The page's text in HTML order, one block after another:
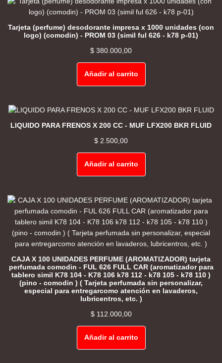
Tarjeta (perfume) desodorante impresa x 1000 unidades (con
logo) (comodin) - PROM 03 (simil ful 626 - k78 p-01)
$ 380.000,00
Añadir al carrito
LIQUIDO PARA FRENOS X 200 CC - MUF LFX200 BKR FLUID
$ 2.500,00
Añadir al carrito
CAJA X 100 UNIDADES PERFUME (AROMATIZADOR) tarjeta
perfumada comodin - FUL 626 FULL CAR (aromatizador para
tablero simil K78 104 - K78 106 k78 112 - k78 105 - k78 110 )
(pino - comodin ) ( Tarjeta perfumada sin personalizar,
especial para entregarcomo atención en lavaderos,
lubricentros, etc. )
$112.000,00
Añadir al carrito